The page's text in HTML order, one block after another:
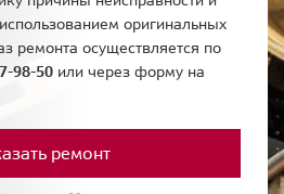
оригинальных
ремонта осуществляется по
98-50 или через форму на
ремонт